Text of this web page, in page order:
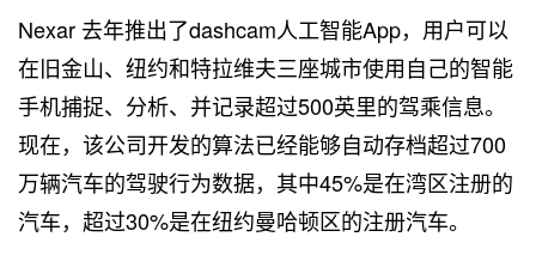
Nexar 去年推出了dashcam人工智能App，用户可以
在旧金山、纽约和特拉维夫三座城市使用自己的智能
手机捕捉、分析、并记录超过500英里的驾乘信息。
现在，该公司开发的算法已经能够自动存档超过700
万辆汽车的驾驶行为数据，其中45%是在湾区注册的
汽车，超过30%是在纽约曼哈顿区的注册汽车。